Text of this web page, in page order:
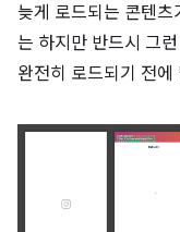
늦게 로드되는 콘텐츠
는 하지만 반드시 그
완전히 로드되기 전